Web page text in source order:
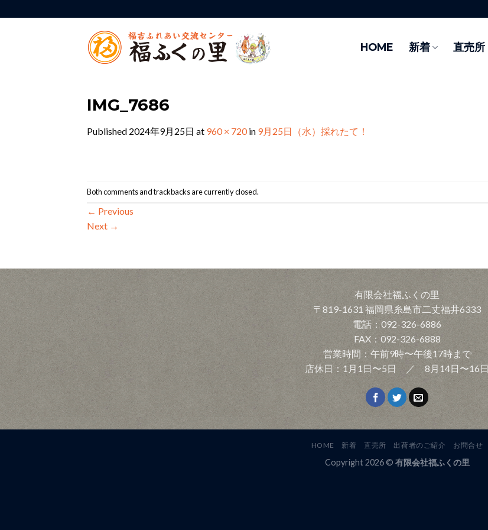
to
HOME 新着 直売所
IMG_7686
Published 2024年9月25日 at 960 × 720in 9月25日（水）採れたて！
Both comments and trackbacks are currently closed.
← Previous
Next →
有限会社福ふくの里
〒819-1631 福岡県糸島市二丈福井6333
電話：092-326-6886
FAX：092-326-6888
営業時間：午前9時〜午後17時まで
店休日：1月1日〜5日 ／ 8月14日〜16日
HOME 新着 直売所 出荷者のご紹介 お問合せ
Copyright 2026 © 有限会社福ふくの里